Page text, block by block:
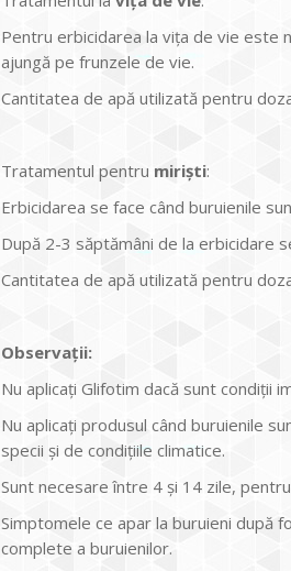
Pentru erbicidarea la viţa de vie este
ajungă pe frunzele de vie.
Cantitatea de apă utilizată pentru
Tratamentul pentru mirişti:
Erbicidarea se face când buruienile
După 2-3 săptămâni de la erbicidare
Cantitatea de apă utilizată pentru
Observații:
Nu aplicați Glifotim dacă sunt condiții
Nu aplicați produsul când buruienile
specii și de condițiile climatice.
Sunt necesare între 4 și 14 zile,
Simptomele ce apar la buruieni după
complete a buruienilor.